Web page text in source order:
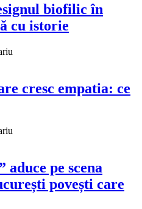
biofilic în
cu istorie
cresc empatia: ce
aduce pe scena
povești care